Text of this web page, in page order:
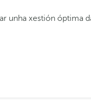
unha xestión óptima